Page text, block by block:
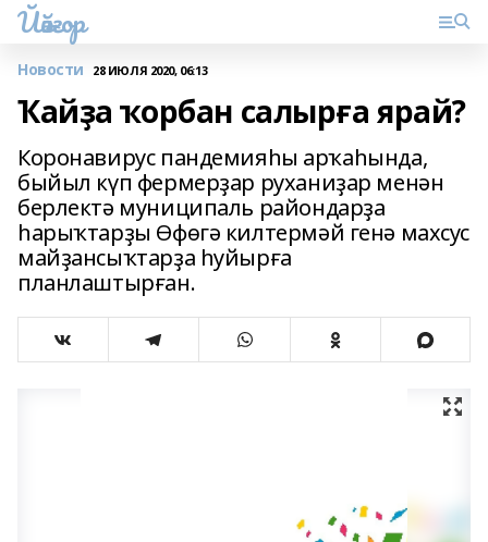
Йәйғор
Новости 28 ИЮЛЯ 2020, 06:13
Ҡайҙа ҡорбан салырға ярай?
Коронавирус пандемияһы арҡаһында,
быйыл күп фермерҙар руханиҙар менән
берлектә муниципаль райондарҙа
һарыҡтарҙы Өфөгә килтермәй генә махсус
майҙансыҡтарҙа һуйырға
планлаштырған.